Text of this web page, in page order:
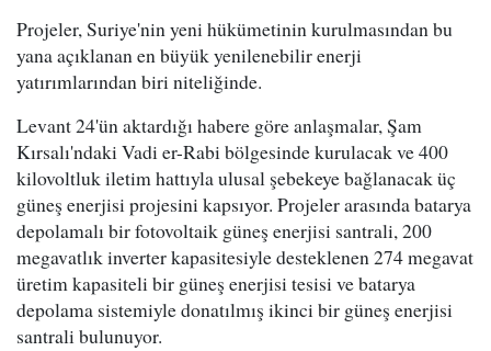
Projeler, Suriye'nin yeni hükümetinin kurulmasından bu
yana açıklanan en büyük yenilenebilir enerji
yatırımlarından biri niteliğinde.
Levant 24'ün aktardığı habere göre anlaşmalar, Şam
Kırsalı'ndaki Vadi er-Rabi bölgesinde kurulacak ve 400
kilovoltluk iletim hattıyla ulusal şebekeye bağlanacak üç
güneş enerjisi projesini kapsıyor. Projeler arasında batarya
depolamalı bir fotovoltaik güneş enerjisi santrali, 200
megavatlık inverter kapasitesiyle desteklenen 274 megavat
üretim kapasiteli bir güneş enerjisi tesisi ve batarya
depolama sistemiyle donatılmış ikinci bir güneş enerjisi
santrali bulunuyor.